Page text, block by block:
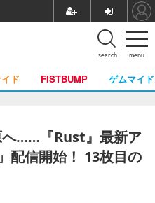
menu
search
ド FISTBUMP ゲムマイド
へ……『Rust』最新ア
配信開始！ 13枚目の